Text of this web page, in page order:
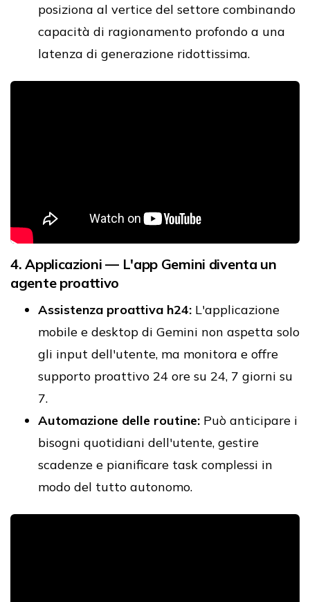
posiziona al vertice del settore combinando
capacità di ragionamento profondo a una
latenza di generazione ridottissima.
4. Applicazioni — L'app Gemini diventa un
agente proattivo
Assistenza proattiva h24: L'applicazione
mobile e desktop di Gemini non aspetta solo
gli input dell'utente, ma monitora e offre
supporto proattivo 24 ore su 24, 7 giorni su
7.
Automazione delle routine: Può anticipare i
bisogni quotidiani dell'utente, gestire
scadenze e pianificare task complessi in
modo del tutto autonomo.